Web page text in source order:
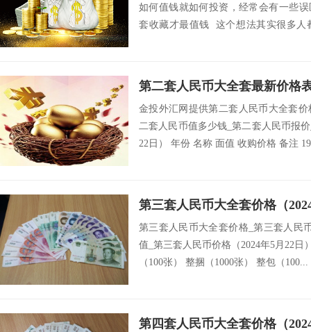
如何值钱就如何投资，经常会有一些
套收藏才最值钱 这个想法其实很多人
第二套人民币大全套最新价格
金投外汇网提供第二套人民币大全套
二套人民币值多少钱_第二套人民币报
22日） 年份 名称 面值 收购价格 备注
第三套人民币大全套价格（
第三套人民币大全套价格_第三套人民
值_第三套人民币价格（2024年5月22
（100张） 整捆（1000张） 整包（100...
第四套人民币大全套价格（